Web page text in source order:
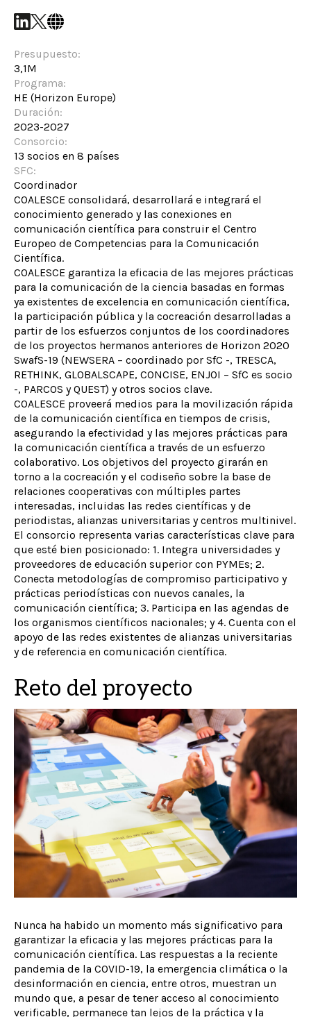
Presupuesto:
3,1M
Programa:
HE (Horizon Europe)
Duración:
2023-2027
Consorcio:
13 socios en 8 países
SFC:
Coordinador
COALESCE consolidará, desarrollará e integrará el
conocimiento generado y las conexiones en
comunicación científica para construir el Centro
Europeo de Competencias para la Comunicación
Científica.
COALESCE garantiza la eficacia de las mejores prácticas
para la comunicación de la ciencia basadas en formas
ya existentes de excelencia en comunicación científica,
la participación pública y la cocreación desarrolladas a
partir de los esfuerzos conjuntos de los coordinadores
de los proyectos hermanos anteriores de Horizon 2020
SwafS-19 (NEWSERA – coordinado por SfC -, TRESCA,
RETHINK, GLOBALSCAPE, CONCISE, ENJOI – SfC es socio
-, PARCOS y QUEST) y otros socios clave.
COALESCE proveerá medios para la movilización rápida
de la comunicación científica en tiempos de crisis,
asegurando la efectividad y las mejores prácticas para
la comunicación científica a través de un esfuerzo
colaborativo. Los objetivos del proyecto girarán en
torno a la cocreación y el codiseño sobre la base de
relaciones cooperativas con múltiples partes
interesadas, incluidas las redes científicas y de
periodistas, alianzas universitarias y centros multinivel.
El consorcio representa varias características clave para
que esté bien posicionado: 1. Integra universidades y
proveedores de educación superior con PYMEs; 2.
Conecta metodologías de compromiso participativo y
prácticas periodísticas con nuevos canales, la
comunicación científica; 3. Participa en las agendas de
los organismos científicos nacionales; y 4. Cuenta con el
apoyo de las redes existentes de alianzas universitarias
y de referencia en comunicación científica.
Reto del proyecto
Nunca ha habido un momento más significativo para
garantizar la eficacia y las mejores prácticas para la
comunicación científica. Las respuestas a la reciente
pandemia de la COVID-19, la emergencia climática o la
desinformación en ciencia, entre otros, muestran un
mundo que, a pesar de tener acceso al conocimiento
verificable, permanece tan lejos de la práctica y la